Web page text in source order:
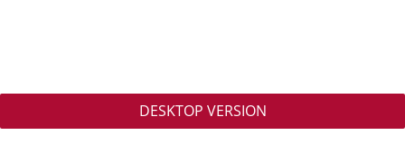
DESKTOP VERSION